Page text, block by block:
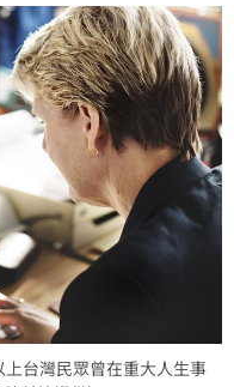
台灣民眾曾在重大人生事